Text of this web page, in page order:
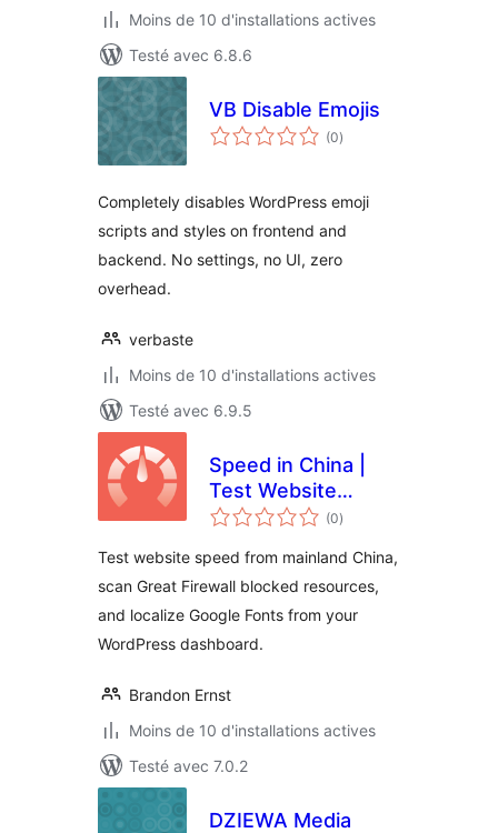
Moins de 10 d'installations actives
Testé avec 6.8.6
VB Disable Emojis
(0notes
en
)
Completely disables WordPress emoji
scripts and styles on frontend and
backend. No settings, no UI, zero
overhead.
verbaste
Moins de 10 d'installations actives
Testé avec 6.9.5
Speed in China |
Test Website
Speed from
GFW Optimization
& Google Fonts
(0notes
en
)
Test website speed from mainland China,
scan Great Firewall blocked resources,
and localize Google Fonts from your
WordPress dashboard.
Brandon Ernst
Moins de 10 d'installations actives
Testé avec 7.0.2
DZIEWA Media